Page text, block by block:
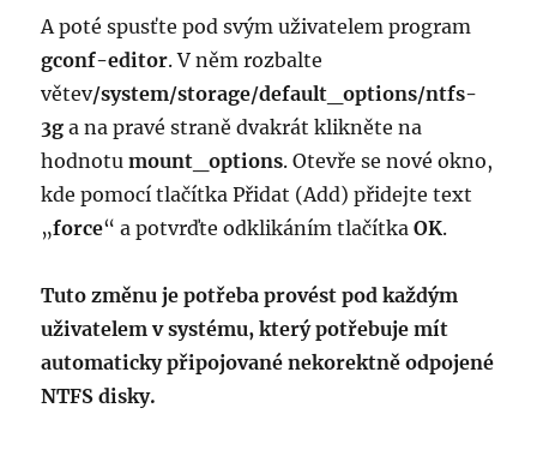
A poté spusťte pod svým uživatelem program
gconf-editor. V něm rozbalte
větev/system/stora­ge/default_op­tions/ntfs-
3g a na pravé straně dvakrát klikněte na
hodnotumount_options. Otevře se nové okno,
kde pomocí tlačítka Přidat (Add) přidejte text
„force“ a potvrďte odklikáním tlačítkaOK.
Tuto změnu je potřeba provést pod každým
uživatelem v systému, který potřebuje mít
automaticky připojované nekorektně odpojené
NTFS disky.